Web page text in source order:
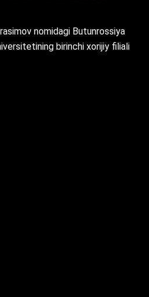
nomidagi Butunrossiya
birinchi xorijiy filiali